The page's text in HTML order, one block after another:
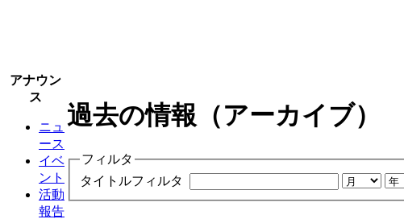
アナウン
ス
ニュ
ース
イベ
ント
活動
報告
過去の情報（アーカイブ）
フィルタ
タイトルフィルタ